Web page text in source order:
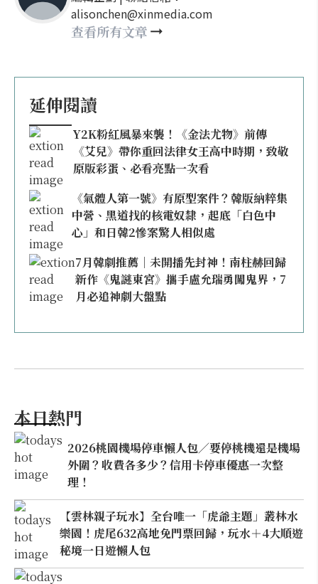
alisonchen@xinmedia.com
查看所有文章
延伸閱讀
Y2K粉紅風暴來襲！《金法尤物》前傳
《艾兒》帶你重回法律女王高中時期，致敬
原版彩蛋、必看亮點一次看
《氣體人第一號》有原型案件？韓版納粹集
中營、黑道找的核電奴隸，起底「白色中
心」和日韓2慘案驚人相似處
7月韓劇推薦｜未開播先封神！南柱赫回歸
新作《鬼謎東宮》攜手盧允瑞勇闖鬼界，7
月必追神劇大盤點
本日熱門
2026桃園機場停車懶人包／要停桃機還是機場
外圍？收費各多少？信用卡停車優惠一次整
理！
【雲林親子玩水】全台唯一「虎爺主題」叢林水
樂園！虎尾632高地免門票回歸，玩水＋4大順遊
秘境一日遊懶人包